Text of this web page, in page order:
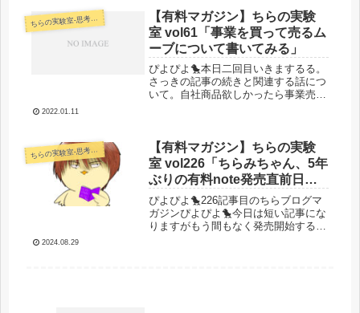
ちらの実験室-思考・失敗談・リアルタイム実況等を発信します-
【有料マガジン】ちらの実験
室 vol61「事業を買って売るム
ーブについて書いてみる」
ぴよぴよ🐤本日二回目いきまするる。
さっきの記事の続きと関連する話につ
いて。自社商品欲しかったら事業売買
ガですし昔の話を少ししましょうか
(｀...
2022.01.11
ちらの実験室-思考・失敗談・リアルタイム実況等を発信します-
【有料マガジン】ちらの実験
室 vol226「ちらみちゃん、5年
ぶりの有料note発売直前日
記！／ちらブログマガジン長
期購読者必見／リリース手順
どうしようー！」
ぴよぴよ🐤226記事目のちらブログマ
ガジンぴよぴよ🐤今日は短い記事にな
りますがもう間もなく発売開始する予
2024.08.29